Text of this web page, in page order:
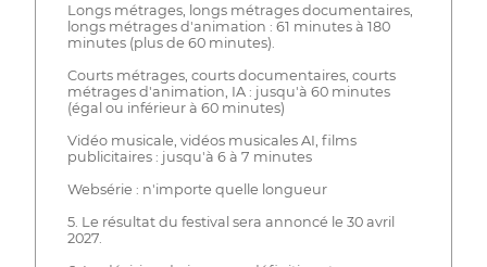
Longs métrages, longs métrages documentaires,
longs métrages d'animation : 61 minutes à 180
minutes (plus de 60 minutes).
Courts métrages, courts documentaires, courts
métrages d'animation, IA : jusqu'à 60 minutes
(égal ou inférieur à 60 minutes)
Vidéo musicale, vidéos musicales AI, films
publicitaires : jusqu'à 6 à 7 minutes
Websérie : n'importe quelle longueur
5. Le résultat du festival sera annoncé le 30 avril
2027.